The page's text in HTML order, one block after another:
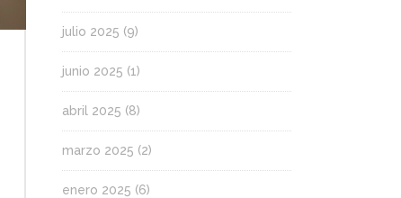
julio 2025 (9)
junio 2025 (1)
abril 2025 (8)
marzo 2025 (2)
enero 2025 (6)